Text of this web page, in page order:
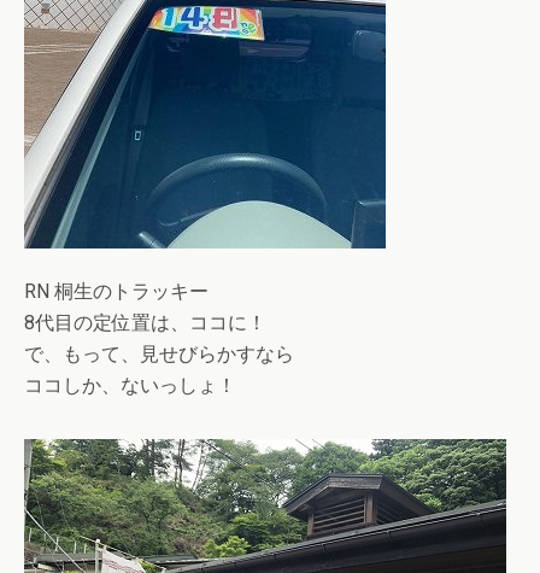
RN 桐生のトラッキー
8代目の定位置は、ココに！
で、もって、見せびらかすなら
ココしか、ないっしょ！